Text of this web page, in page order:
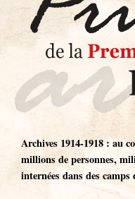
Archives 1914-1918 : au
millions de personnes,
internées dans des camps